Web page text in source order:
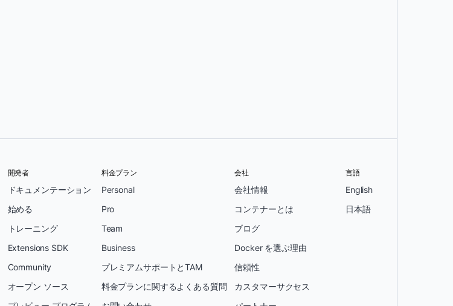
開発者
ドキュメンテーション
始める
トレーニング
Extensions SDK
Community
オープン ソース
料金プラン
Personal
Pro
Team
Business
プレミアムサポートとTAM
料金プランに関するよくある質問
会社
会社情報
コンテナーとは
ブログ
Docker を選ぶ理由
信頼性
カスタマーサクセス
言語
English
日本語